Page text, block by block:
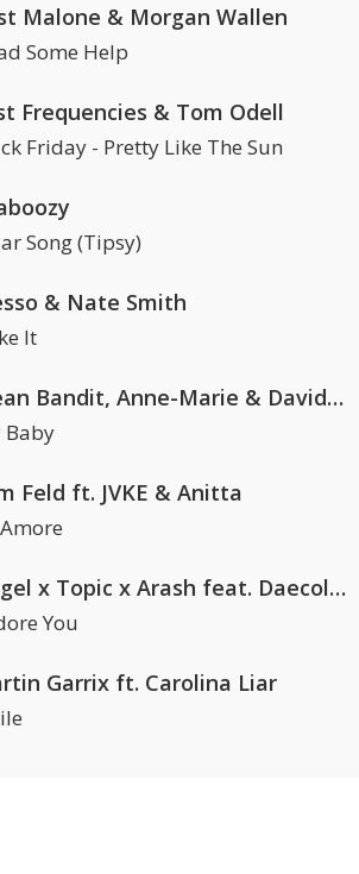
Malone & Morgan Wallen
Some Help
Frequencies & Tom Odell
Friday - Pretty Like The Sun
Song (Tipsy)
& Nate Smith
It
Clean Bandit, Anne-Marie & David Guetta
Baby
Feld ft. JVKE & Anitta
Hugel x Topic x Arash feat. Daecolm
You
Garrix ft. Carolina Liar